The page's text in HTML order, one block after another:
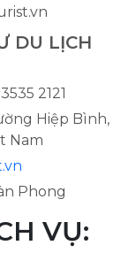
DU LỊCH
2121
Hiệp Bình,
Nam
Phong
VỤ: